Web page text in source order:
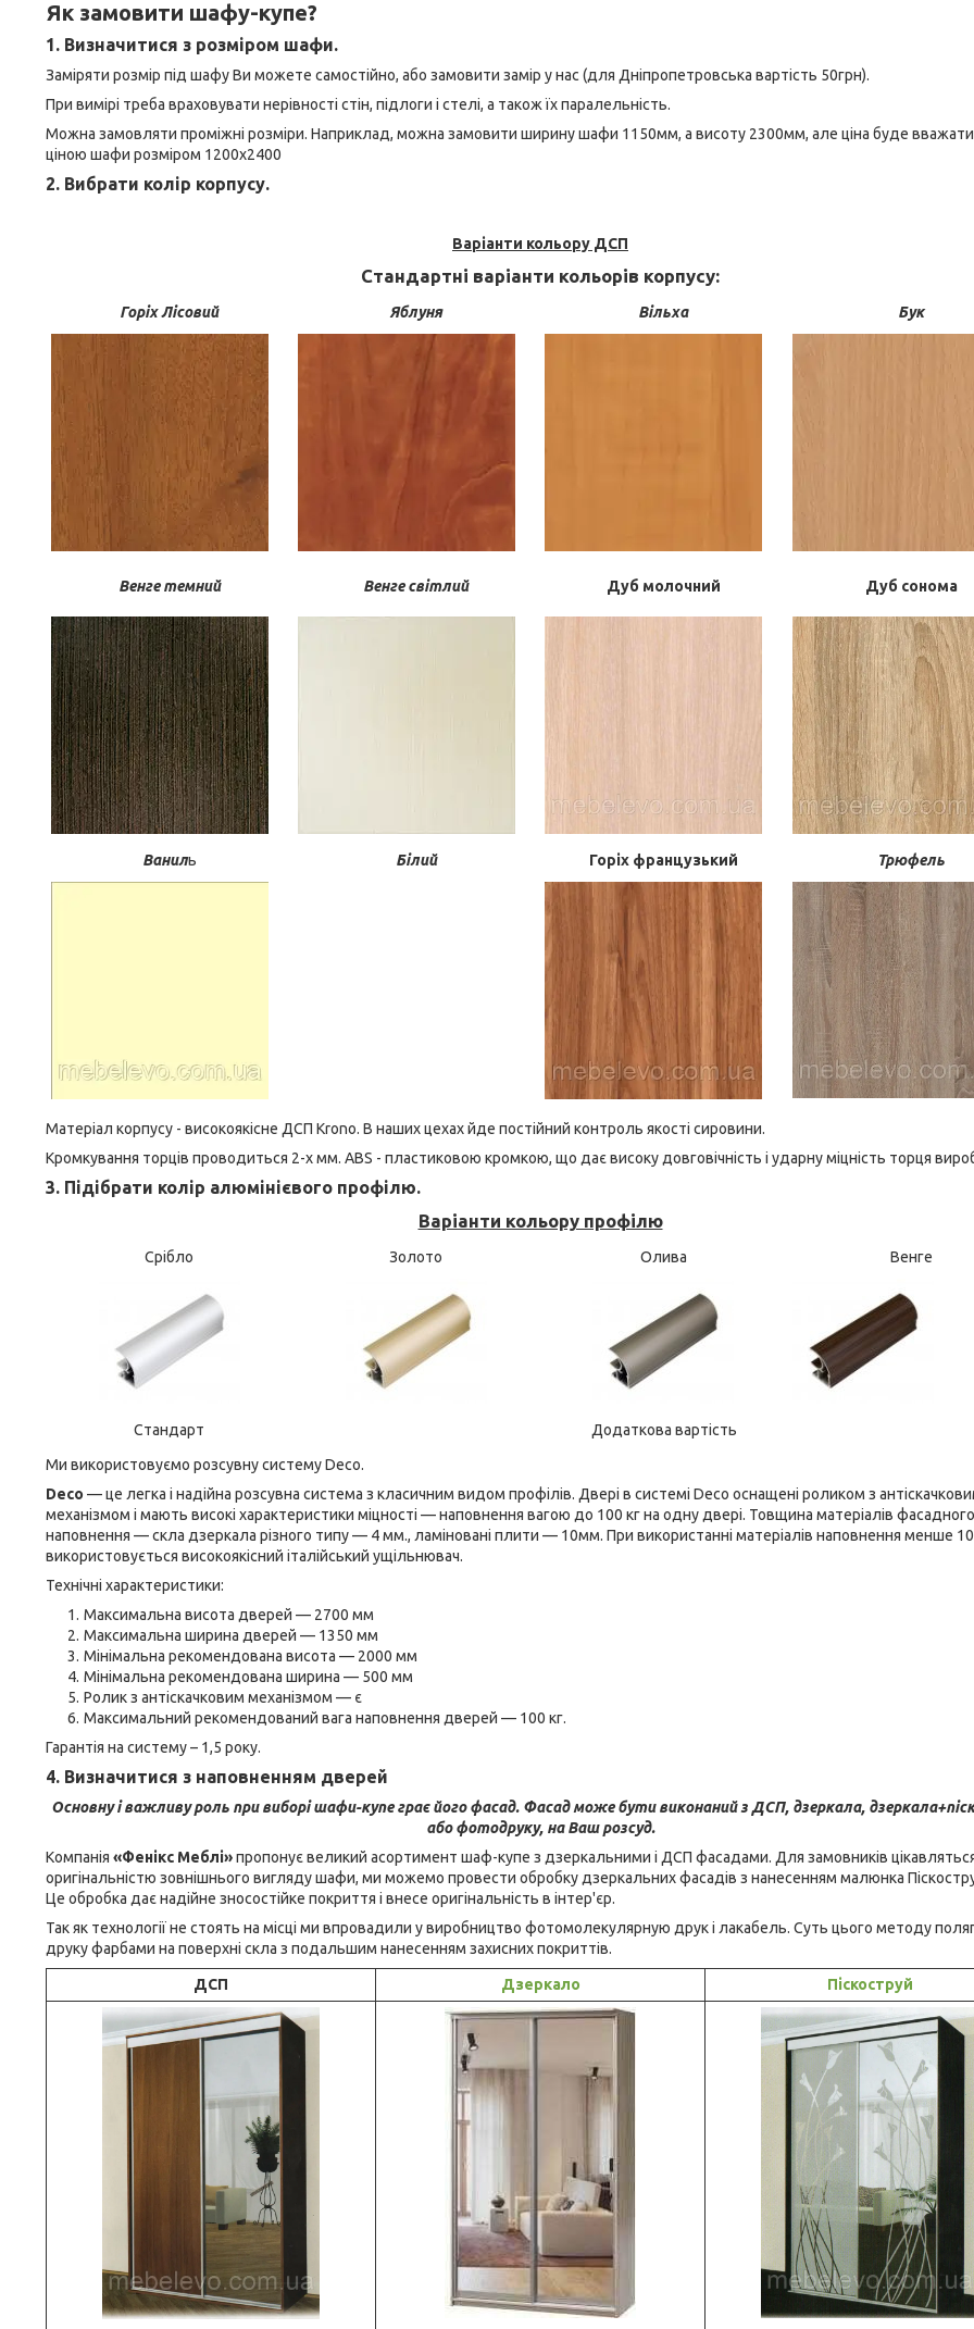
Як замовити шафу-купе?
1. Визначитися з розміром шафи.
Заміряти розмір під шафу Ви можете самостійно, або замовити замір у нас (для Дніпропетровська вартість 50грн).
При вимірі треба враховувати нерівності стін, підлоги і стелі, а також їх паралельність.
Можна замовляти проміжні розміри. Наприклад, можна замовити ширину шафи 1150мм, а висоту 2300мм, але ціна буде
ціною шафи розміром 1200х2400
2. Вибрати колір корпусу.
Варіанти кольору ДСП
Стандартні варіанти кольорів корпусу:
Горіх Лісовий Яблуня Вільха Бук
Венге темний Венге світлий Дуб молочний Дуб сонома
Ваниль Білий Горіх французький Трюфель
Матеріал корпусу - високоякісне ДСП Krono. В наших цехах йде постійний контроль якості сировини.
Кромкування торців проводиться 2-х мм. ABS - пластиковою кромкою, що дає високу довговічність і ударну міцність торця
3. Підібрати колір алюмінієвого профілю.
Варіанти кольору профілю
Срібло Золото Олива Венге
Стандарт
Додаткова вартість
Ми використовуємо розсувну систему Deco.
Deco — це легка і надійна розсувна система з класичним видом профілів. Двері в системі Deco оснащені роликом з
механізмом і мають високі характеристики міцності — наповнення вагою до 100 кг на одну двері. Товщина матеріалів фасадного
наповнення — скла дзеркала різного типу — 4 мм., ламіновані плити — 10мм. При використанні матеріалів наповнення менше
використовується високоякісний італійський ущільнювач.
Технічні характеристики:
Максимальна висота дверей — 2700 мм
Максимальна ширина дверей — 1350 мм
Мінімальна рекомендована висота — 2000 мм
Мінімальна рекомендована ширина — 500 мм
Ролик з антіскачковим механізмом — є
Максимальний рекомендований вага наповнення дверей — 100 кг.
Гарантія на систему – 1,5 року.
4. Визначитися з наповненням дверей
Основну і важливу роль при виборі шафи-купе грає його фасад. Фасад може бути виконаний з ДСП, дзеркала,
або фотодруку, на Ваш розсуд.
Компанія «Фенікс Меблі»пропонує великий асортимент шаф-купе з дзеркальними і ДСП фасадами. Для замовників
оригінальністю зовнішнього вигляду шафи, ми можемо провести обробку дзеркальних фасадів з нанесенням малюнка
Це обробка дає надійне зносостійке покриття і внесе оригінальність в інтер'єр.
Так як технології не стоять на місці ми впровадили у виробництво фотомолекулярную друк і лакабель. Суть цього методу
друку фарбами на поверхні скла з подальшим нанесенням захисних покриттів.
ДСП Дзеркало Піскоструй